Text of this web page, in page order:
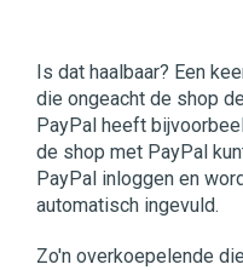
Is dat haalbaar? Een
die ongeacht de shop
PayPal heeft
de shop met PayPal
PayPal inloggen en
automatisch ingevuld.
Zo'n overkoepelende